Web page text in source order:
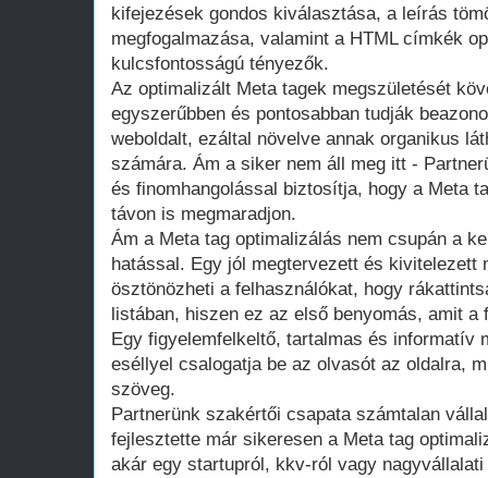
kifejezések gondos kiválasztása, a leírás
megfogalmazása, valamint a HTML címkék
kulcsfontosságú tényezők.
Az optimalizált Meta tagek megszületését
egyszerűbben és pontosabban tudják
weboldalt, ezáltal növelve annak organikus
számára. Ám a siker nem áll meg itt -
és finomhangolással biztosítja, hogy a Meta
távon is megmaradjon.
Ám a Meta tag optimalizálás nem csupán a
hatással. Egy jól megtervezett és kivitelezett
ösztönözheti a felhasználókat, hogy
listában, hiszen ez az első benyomás, amit a
Egy figyelemfelkeltő, tartalmas és informatív
eséllyel csalogatja be az olvasót az oldalra,
szöveg.
Partnerünk szakértői csapata számtalan
fejlesztette már sikeresen a Meta tag
akár egy startupról, kkv-ról vagy